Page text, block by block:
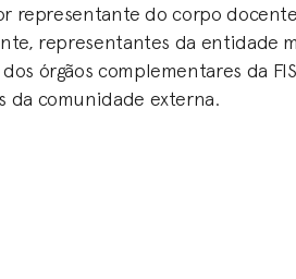
representante do corpo
representantes da entidade
órgãos complementares da
da comunidade externa.